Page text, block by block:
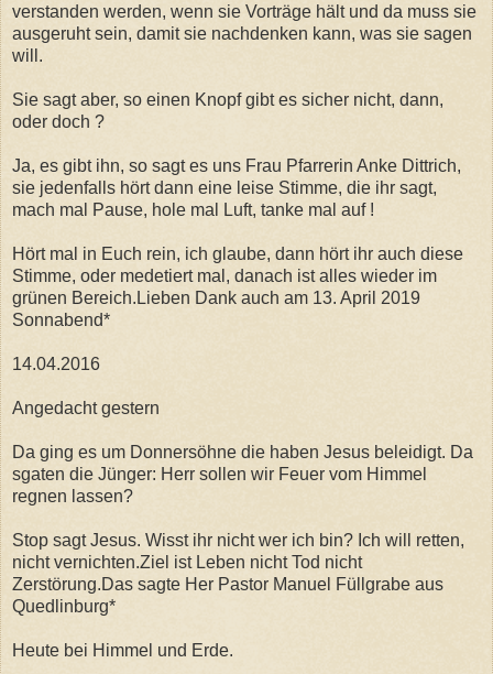
verstanden werden, wenn sie Vorträge hält und da muss sie
ausgeruht sein, damit sie nachdenken kann, was sie sagen
will.
Sie sagt aber, so einen Knopf gibt es sicher nicht, dann,
oder doch ?
Ja, es gibt ihn, so sagt es uns Frau Pfarrerin Anke Dittrich,
sie jedenfalls hört dann eine leise Stimme, die ihr sagt,
mach mal Pause, hole mal Luft, tanke mal auf !
Hört mal in Euch rein, ich glaube, dann hört ihr auch diese
Stimme, oder medetiert mal, danach ist alles wieder im
grünen Bereich.Lieben Dank auch am 13. April 2019
Sonnabend*
14.04.2016
Angedacht gestern
Da ging es um Donnersöhne die haben Jesus beleidigt. Da
sgaten die Jünger: Herr sollen wir Feuer vom Himmel
regnen lassen?
Stop sagt Jesus. Wisst ihr nicht wer ich bin? Ich will retten,
nicht vernichten.Ziel ist Leben nicht Tod nicht
Zerstörung.Das sagte Her Pastor Manuel Füllgrabe aus
Quedlinburg*
Heute bei Himmel und Erde.